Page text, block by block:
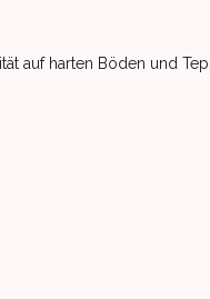
auf harten Böden und